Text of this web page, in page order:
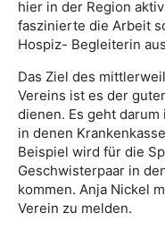
hier in der Region
faszinierte die Arbeit
Hospiz- Begleiterin
Das Ziel des
Vereins ist es der
dienen. Es geht
in denen
Beispiel wird für die
Geschwisterpaar in
kommen. Anja Nickel
Verein zu melden.